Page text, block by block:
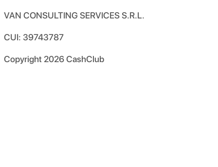
VAN CONSULTING SERVICES S.R.L.
CUI: 39743787
Copyright 2026CashClub